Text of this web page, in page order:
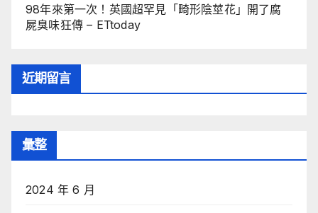
98年來第一次！英國超罕見「畸形陰莖花」開了腐
屍臭味狂傳 – ETtoday
近期留言
彙整
2024 年 6 月